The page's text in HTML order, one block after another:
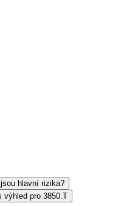
hlavní rizika?
výhled pro 3850.T